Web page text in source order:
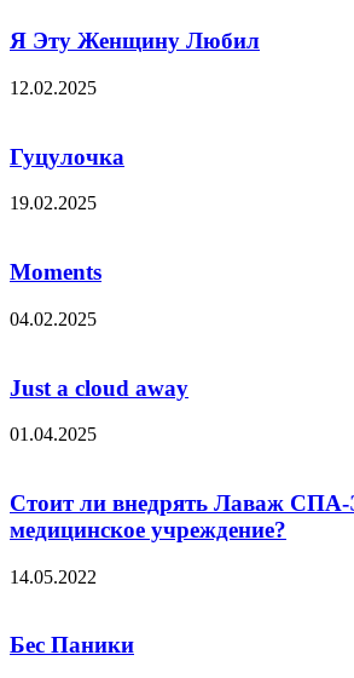
Я Эту Женщину Любил
12.02.2025
Гуцулочка
19.02.2025
Moments
04.02.2025
Just a cloud away
01.04.2025
Стоит ли внедрять Лаваж СПА-
медицинское учреждение?
14.05.2022
Бес Паники